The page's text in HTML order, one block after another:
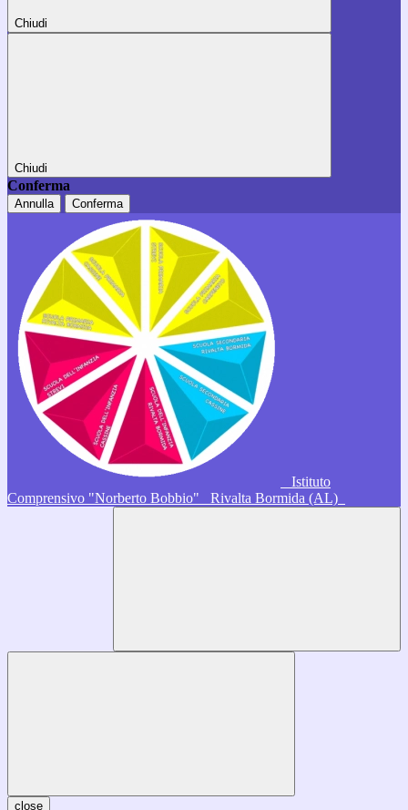
Chiudi
Chiudi
Conferma
Annulla Conferma
Istituto
Comprensivo "Norberto Bobbio"
Rivalta Bormida (AL)
close